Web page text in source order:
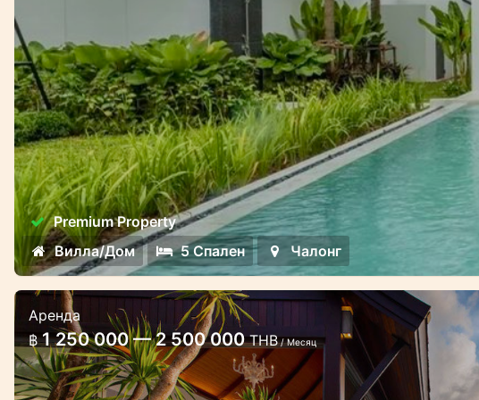
Premium Property
Вилла/Дом
5 Спален Чалонг
Вилла Малайвана с 5 спальнями и
видом на море
Роскошная вилла с видом на океан недалеко от
Аренда
฿ 1 250 000 — 2 500 000THB/ Месяц